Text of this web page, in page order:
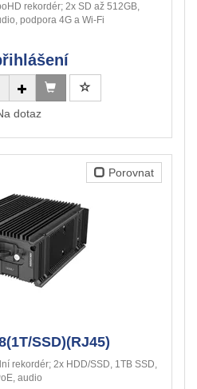
rekordér; 2x SD až 512GB,
podpora 4G a Wi-Fi
dotaz
Porovnat
SSD)(RJ45)
rekordér; 2x HDD/SSD, 1TB SSD,
audio